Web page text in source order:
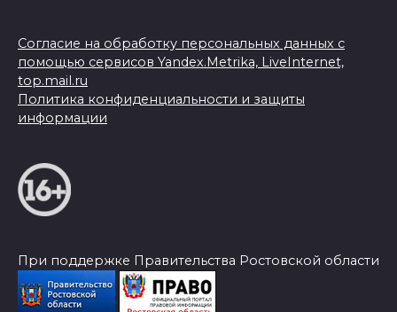
Согласие на обработку персональных данных с
помощью сервисов Yandex.Metrika, LiveInternet,
top.mail.ru
Политика конфиденциальности и защиты
информации
При поддержке Правительства Ростовской области